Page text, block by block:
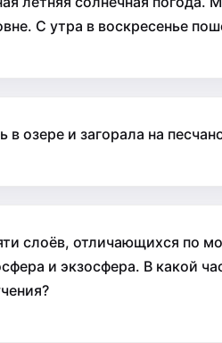
С утра в воскресенье
в озере и загорала на
слоёв, отличающихся по
и экзосфера. В какой